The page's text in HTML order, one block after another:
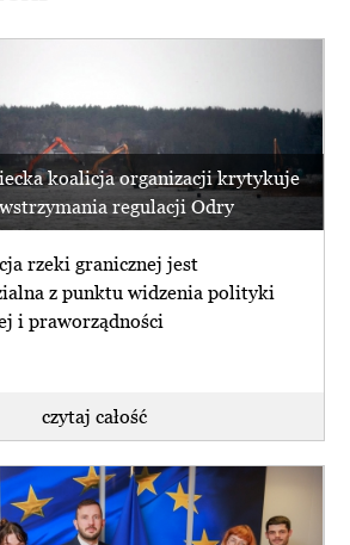
koalicja organizacji krytykuje
regulacji Odry
rzeki granicznej jest
z punktu widzenia polityki
i praworządności
czytaj całość